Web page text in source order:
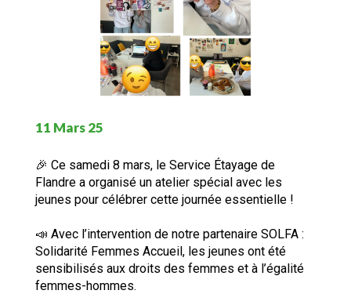
11 Mars 25
🎉 Ce samedi 8 mars, le Service Étayage de
Flandre a organisé un atelier spécial avec les
jeunes pour célébrer cette journée essentielle !
📣 Avec l’intervention de notre partenaire SOLFA :
Solidarité Femmes Accueil, les jeunes ont été
sensibilisés aux droits des femmes et à l’égalité
femmes-hommes.